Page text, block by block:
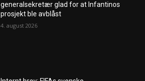
generalsekretær glad for at Infantinos
prosjekt ble avblåst
4. august 2026